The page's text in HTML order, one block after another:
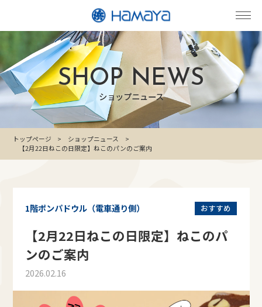
SHOP NEWS
ショップニュース
トップページ
ショップニュース
【2月22日ねこの日限定】ねこのパンのご案内
おすすめ
1階ポンパドウル（電車通り側）
【2月22日ねこの日限定】ねこのパ
ンのご案内
2026.02.16